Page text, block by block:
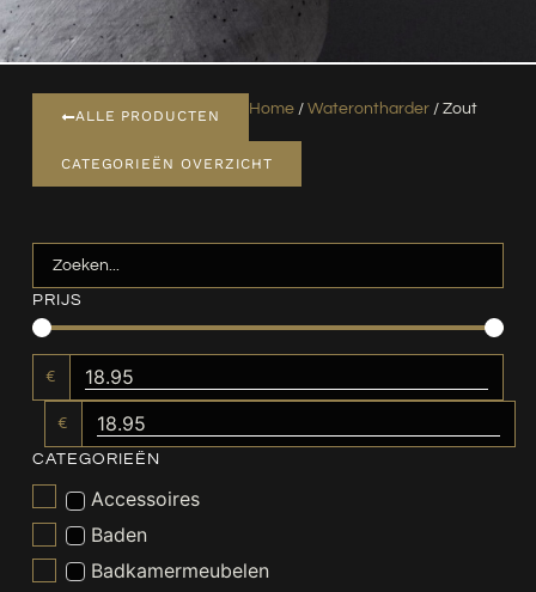
ALLE PRODUCTEN Home/ Waterontharder/ Zout
CATEGORIEËN OVERZICHT
PRIJS
€
€
CATEGORIEËN
Accessoires
Baden
Badkamermeubelen